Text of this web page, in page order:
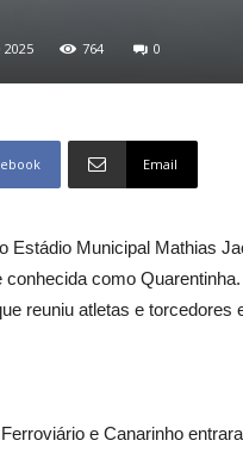
764 0
Email
Estádio Municipal Mathias
como
reuniu atletas e
e Canarinho